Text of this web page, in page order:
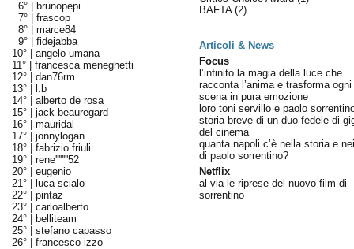
6° |
brunopepi
7° | frascop
8° | marce84
9° | fidejabba
10° | angelo umana
11° | francesca meneghetti
12° | dan76rm
13° |
l.b
14° | alberto de rosa
15° | jack beauregard
16° | mauridal
17° | jonnylogan
18° | fabrizio friuli
19° | rene''''''''52
20° | eugenio
21° |
luca scialo
22° | pintaz
23° | carloalberto
24° |
belliteam
25° | stefano capasso
26° | francesco izzo
BAFTA (2)
Articoli & News
Focus
l’infinito la magia della luce che
racconta l’anima e trasforma ogni
scena in pura emozione
loro toni servillo e paolo
storia breve di un duo fedele di
del cinema
quanta napoli c’è nella storia e
di paolo sorrentino?
Netflix
al via le riprese del nuovo film di
sorrentino